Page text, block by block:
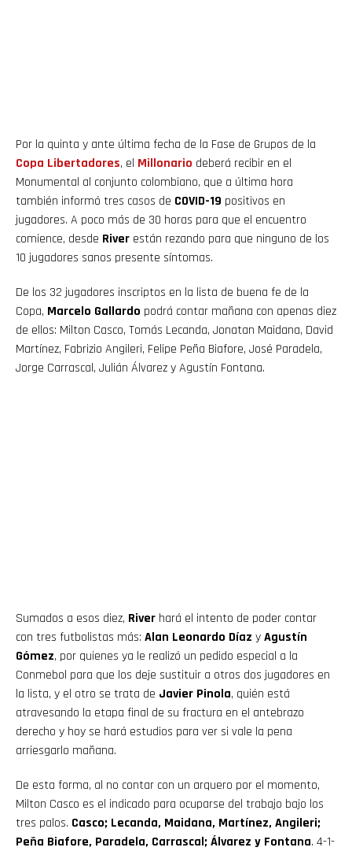
Por la quinta y ante última fecha de la Fase de Grupos de la
Copa Libertadores, el Millonario deberá recibir en el
Monumental al conjunto colombiano, que a última hora
también informó tres casos de COVID-19 positivos en
jugadores. A poco más de 30 horas para que el encuentro
comience, desde River están rezando para que ninguno de los
10 jugadores sanos presente síntomas.
De los 32 jugadores inscriptos en la lista de buena fe de la
Copa, Marcelo Gallardo podrá contar mañana con apenas diez
de ellos: Milton Casco, Tomás Lecanda, Jonatan Maidana, David
Martínez, Fabrizio Angileri, Felipe Peña Biafore, José Paradela,
Jorge Carrascal, Julián Álvarez y Agustín Fontana.
Sumados a esos diez, River hará el intento de poder contar
con tres futbolistas más: Alan Leonardo Díaz yAgustín
Gómez, por quienes ya le realizó un pedido especial a la
Conmebol para que los deje sustituir a otros dos jugadores en
la lista, y el otro se trata de Javier Pinola, quién está
atravesando la etapa final de su fractura en el antebrazo
derecho y hoy se hará estudios para ver si vale la pena
arriesgarlo mañana.
De esta forma, al no contar con un arquero por el momento,
Milton Casco es el indicado para ocuparse del trabajo bajo los
tres palos. Casco; Lecanda, Maidana, Martínez, Angileri;
Peña Biafore, Paradela, Carrascal; Álvarez y Fontana. 4-1-